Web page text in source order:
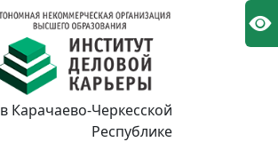
в Карачаево-Черкесской
Республике